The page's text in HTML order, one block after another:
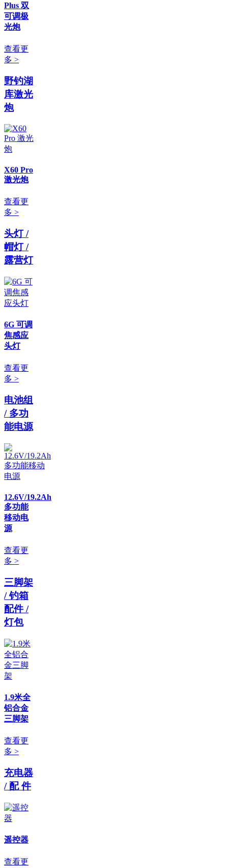
Plus 双
可调极
光炮
查看更
多 >
野钓湖
库激光
炮
X60 Pro
激光炮
查看更
多 >
头灯 /
帽灯 /
露营灯
6G 可调
焦感应
头灯
查看更
多 >
电池组
/ 多功
能电源
12.6V/19.2Ah
多功能
移动电
源
查看更
多 >
三脚架
/ 钓箱
配件 /
灯包
1.9米全
铝合金
三脚架
查看更
多 >
充电器
/ 配 件
遥控器
查看更